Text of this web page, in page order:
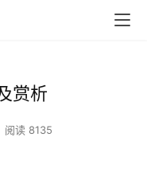
赏析
阅读 8135